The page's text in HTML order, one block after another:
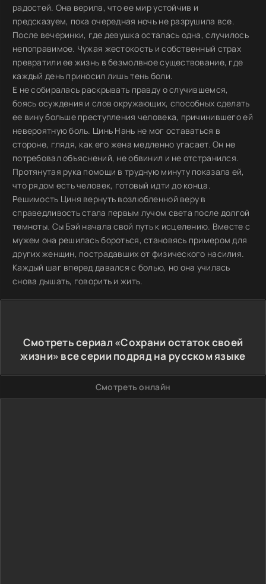
радостей. Она верила, что ее мир устойчив и
предсказуем, пока очередная ночь не разрушила все.
После вечеринки, где девушка осталась одна, случилось
непоправимое. Чужая жестокость и собственный страх
превратили ее жизнь в безмолвное существование, где
каждый день приносил лишь тень боли.
Е не собиралась раскрывать правду о случившемся,
боясь осуждения и слов окружающих, способных сделать
ее вину больше преступления человека, причинившего ей
невероятную боль. Цинь Нань не мог оставаться в
стороне, глядя, как его жена медленно угасает. Он не
потребовал объяснений, не обвинил и не отстранился.
Протянутая рука помощи в трудную минуту показала ей,
что рядом есть человек, готовый идти до конца.
Решимость Циня вернуть возлюбленной веру в
справедливость стала первым лучом света после долгой
темноты. Сы Бэй начала свой путь к исцелению. Вместе с
мужем она решилась бороться, становясь примером для
других женщин, пострадавших от физического насилия.
Каждый шаг вперед давался с болью, но она училась
снова дышать, говорить и жить.
Смотреть сериал «Сохрани остаток своей
жизни» все серии подряд на русском языке
Смотреть онлайн